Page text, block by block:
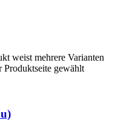
weist mehrere Varianten
gewählt